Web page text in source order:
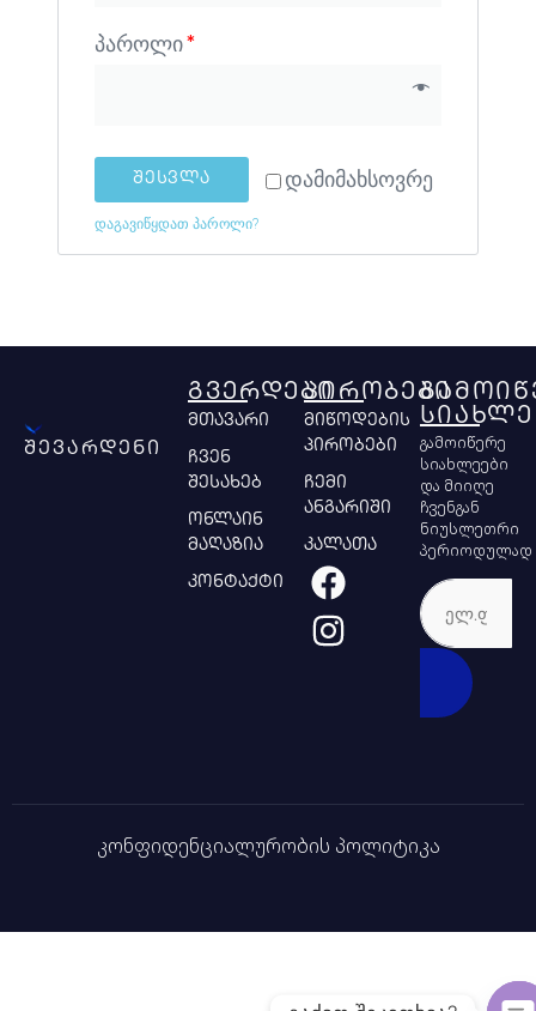
პაროლი*
დამიმახსოვრე
ᲨᲔᲡᲕᲚᲐ
დაგავიწყდათ პაროლი?
შევარდენი
ᲒᲕᲔᲠᲓᲔᲑᲘ
მთავარი
ჩვენ
შესახებ
ონლაინ
მაღაზია
კონტაქტი
ᲞᲘᲠᲝᲑᲔᲑᲘ
მიწოდების
პირობები
ჩემი
ანგარიში
კალათა
ᲡᲘᲐᲮᲚᲔ
გამოიწერე
სიახლეები
და მიიღე
ჩვენგან
ნიუსლეთრი
პერიოდულად
კონფიდენციალურობის პოლიტიკა